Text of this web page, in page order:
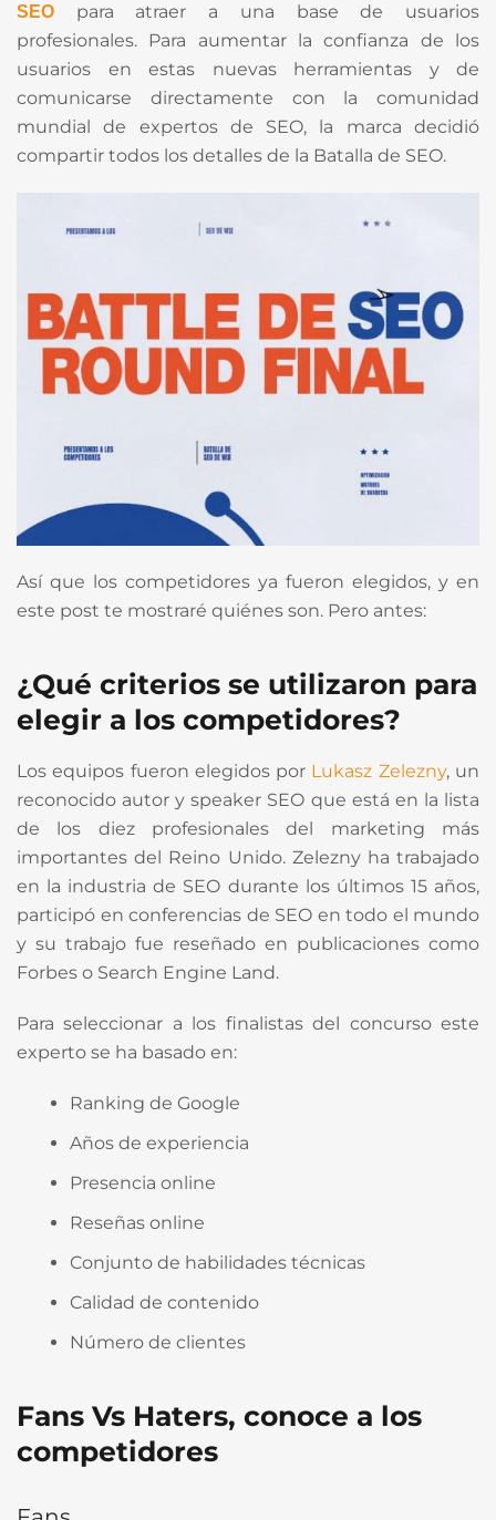
SEO para atraer a una base de usuarios
profesionales. Para aumentar la confianza de los
usuarios en estas nuevas herramientas y de
comunicarse directamente con la comunidad
mundial de expertos de SEO, la marca decidió
compartir todos los detalles de la Batalla de SEO.
Así que los competidores ya fueron elegidos, y en
este post te mostraré quiénes son. Pero antes:
¿Qué criterios se utilizaron para
elegir a los competidores?
Los equipos fueron elegidos por Lukasz Zelezny, un
reconocido autor y speaker SEO que está en la lista
de los diez profesionales del marketing más
importantes del Reino Unido. Zelezny ha trabajado
en la industria de SEO durante los últimos 15 años,
participó en conferencias de SEO en todo el mundo
y su trabajo fue reseñado en publicaciones como
Forbes o Search Engine Land.
Para seleccionar a los finalistas del concurso este
experto se ha basado en:
Ranking de Google
Años de experiencia
Presencia online
Reseñas online
Conjunto de habilidades técnicas
Calidad de contenido
Número de clientes
Fans Vs Haters, conoce a los
competidores